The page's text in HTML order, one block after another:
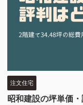
注文住宅
昭和建設の坪単価